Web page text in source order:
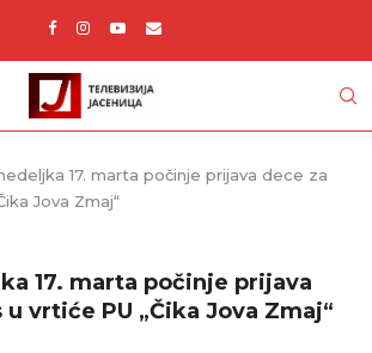
17. marta počinje prijava dece za
Jova Zmaj“
17. marta počinje prijava
vrtiće PU „Čika Jova Zmaj“